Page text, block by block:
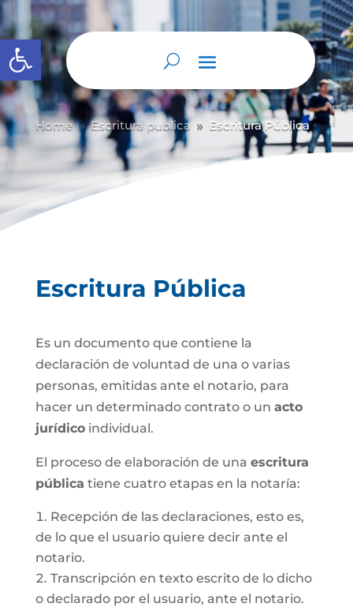
Abrir barra de herramientas
Home 9 Escritura publica 9 Escritura Pública
Escritura Pública
Es un documento que contiene la
declaración de voluntad de una o varias
personas, emitidas ante el notario, para
hacer un determinado contrato o un acto
jurídicoindividual.
El proceso de elaboración de una escritura
pública tiene cuatro etapas en la notaría:
Recepción de las declaraciones, esto es,
de lo que el usuario quiere decir ante el
notario.
Transcripción en texto escrito de lo dicho
o declarado por el usuario, ante el notario.